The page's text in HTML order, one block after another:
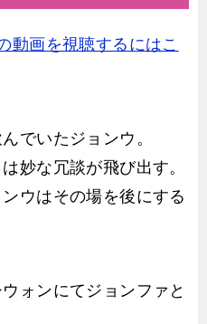
動画を視聴するにはこ
でいたジョンウ。
妙な冗談が飛び出す。
ウはその場を後にする
ォンにてジョンファと